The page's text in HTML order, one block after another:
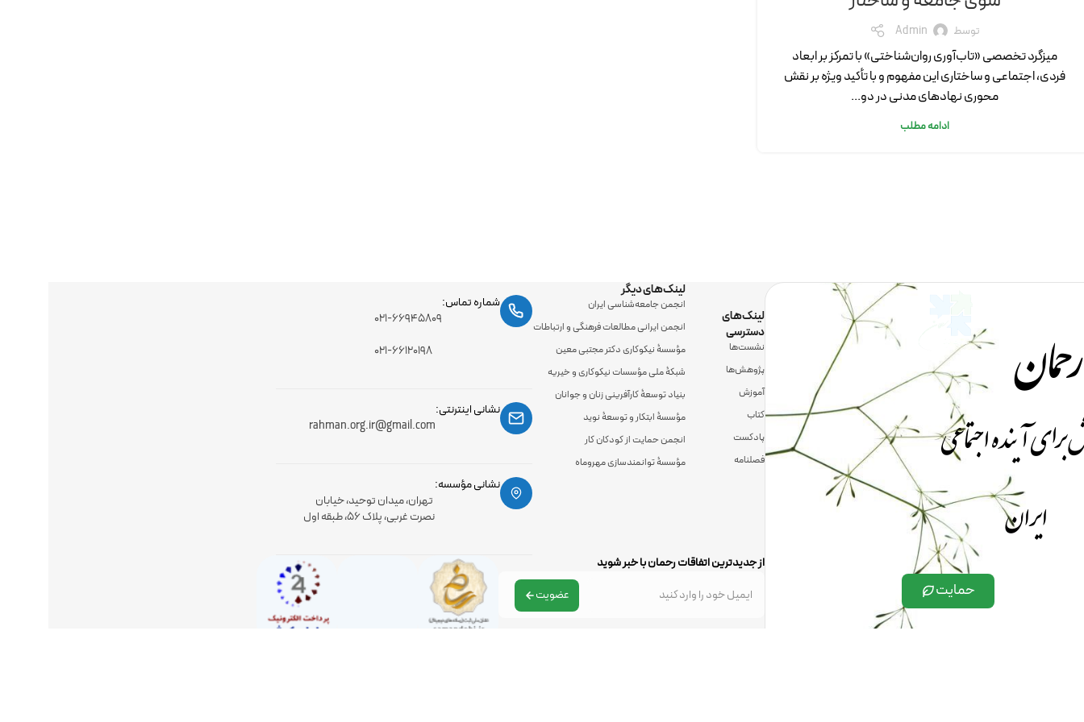
توسط Admin
میزگرد تخصصی «تاب‌آوری روان‌شناختی» با تمرکز بر ابعاد
فردی، اجتماعی و ساختاری این مفهوم و با تأکید ویژه بر نقش
محوری نهادهای مدنی در دو...
ادامه مطلب
رحمان
آینده اجتماعی
ایران
حمایت
لینک‌های
دسترسی
نشست‌ها
پژوهش‌ها
آموزش
کتاب
پادکست
فصلنامه
لینک‌های دیگر
انجمن جامعه‌شناسی ایران
انجمن ایرانی مطالعات فرهنگی و ارتباطات
مؤسسۀ نیکوکاری دکتر مجتبی معین
شبکۀ ملی مؤسسات نیکوکاری و خیریه
بنیاد توسعۀ کارآفرینی زنان و جوانان
مؤسسۀ ابتکار و توسعۀ نوید
انجمن حمایت از کودکان کار
مؤسسۀ توانمندسازی مهروماه
شماره تماس:
۰۲۱-۶۶۹۴۵۸۰۹
۰۲۱-۶۶۱۲۰۱۹۸
نشانی اینترنتی:
rahman.org.ir@gmail.com
نشانی مؤسسه:
تهران، میدان توحید، خیابان
نصرت غربی، پلاک 56، طبقه اول
از جدیدترین اتفاقات رحمان با خبر شوید
عضویت